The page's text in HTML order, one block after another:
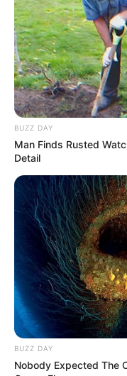
See The
These Stars
Brainberries
This Woman
Brainberries